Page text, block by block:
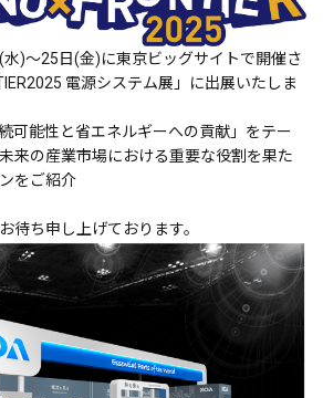
)～25日(金)に東京ビッグサイトで開催さ
電源システム展」に出展いたしま
可能性と省エネルギーへの貢献」をテー
来の産業市場における重要な役割を果た
をご紹介
待ち申し上げております。